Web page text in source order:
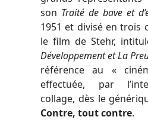
son Traité de bave et
1951 et divisé en trois
le film de Stehr,
Développement et La
référence au «
effectuée, par
collage, dès le
Contre, tout contre.